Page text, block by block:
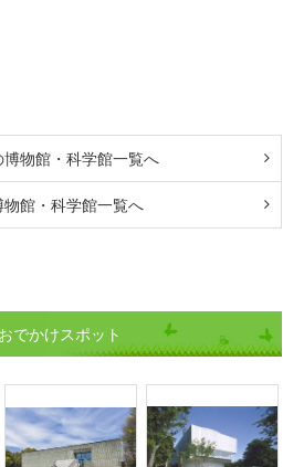
博物館・科学館一覧へ
物館・科学館一覧へ
でかけスポット